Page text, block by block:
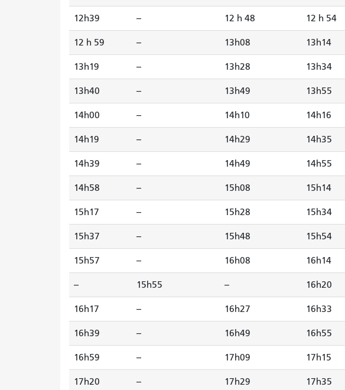
12h39 -- 12 h 48 12 h 54
12 h 59 -- 13h08 13h14
13h19 -- 13h28 13h34
13h40 -- 13h49 13h55
14h00 -- 14h10 14h16
14h19 -- 14h29 14h35
14h39 -- 14h49 14h55
14h58 -- 15h08 15h14
15h17 -- 15h28 15h34
15h37 -- 15h48 15h54
15h57 -- 16h08 16h14
-- 15h55 -- 16h20
16h17 -- 16h27 16h33
16h39 -- 16h49 16h55
16h59 -- 17h09 17h15
17h20 -- 17h29 17h35